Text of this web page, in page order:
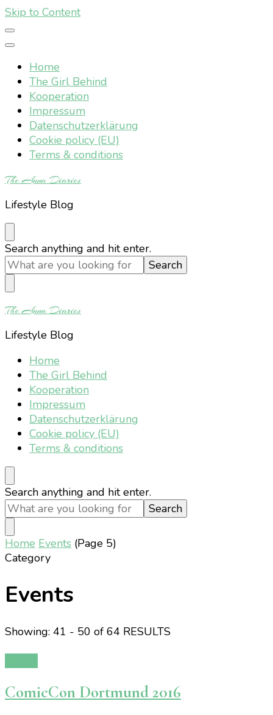
Skip to Content
Home
The Girl Behind
Kooperation
Impressum
Datenschutzerklärung
Cookie policy (EU)
Terms & conditions
The Anna Diaries
Lifestyle Blog
Looking
for
Something?
Search anything and hit enter.
The Anna Diaries
Lifestyle Blog
Home
The Girl Behind
Kooperation
Impressum
Datenschutzerklärung
Cookie policy (EU)
Terms & conditions
Looking
for
Something?
Search anything and hit enter.
Home Events (Page 5)
Category
Events
Showing: 41 - 50 of 64 RESULTS
ComicCon Dortmund 2016